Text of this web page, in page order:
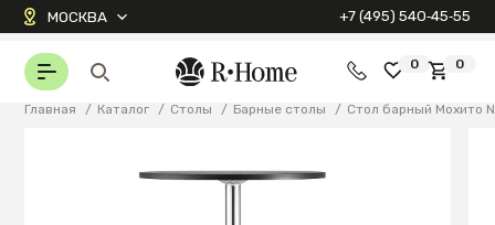
МОСКВА +7 (495) 540‑45‑55
0 0
Главная / Каталог / Столы / Барные столы / Стол барный Мохито